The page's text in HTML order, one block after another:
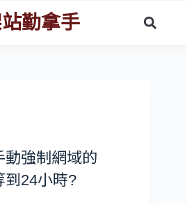
勤拿手
動強制網域的
到24小時?